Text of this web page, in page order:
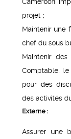
projet ;
Maintenir une
chef du sous
Maintenir
Comptable,
pour des
des activités
Externe :
Assurer une